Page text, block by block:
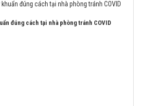
đúng cách tại nhà phòng tránh COVID